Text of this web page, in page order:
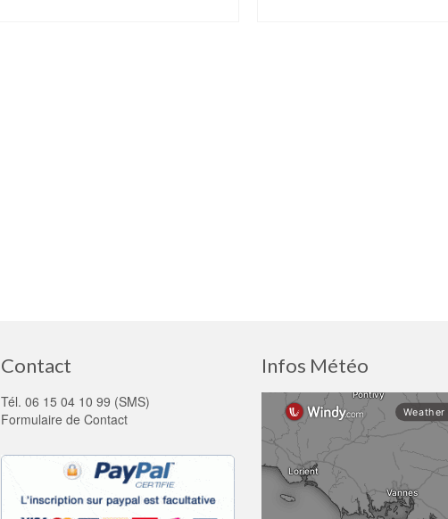
Contact
Tél. 06 15 04 10 99 (SMS)
Formulaire de Contact
Infos Météo